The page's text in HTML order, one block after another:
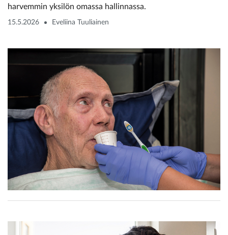
harvemmin yksilön omassa hallinnassa.
15.5.2026 Eveliina Tuuliainen